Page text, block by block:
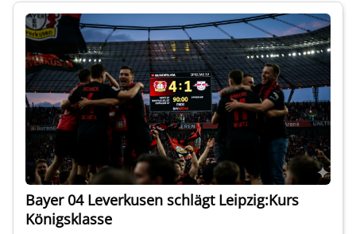
Datenschutzerklärung
Impressum
Über mich
Bayer 04 Leverkusen schlägt Leipzig:Kurs
Königsklasse